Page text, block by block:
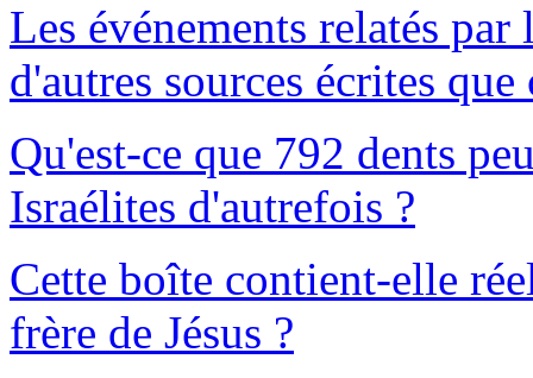
Les événements relatés
d'autres sources écrites
Qu'est-ce que 792 dents
Israélites d'autrefois ?
Cette boîte contient-elle
frère de Jésus ?